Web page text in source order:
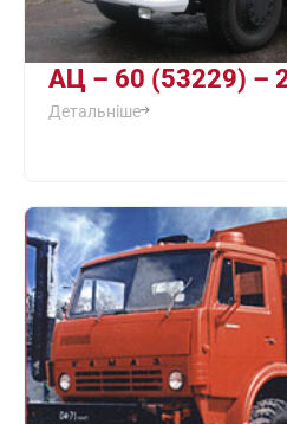
АЦ – 60 (53229) –
Детальніше